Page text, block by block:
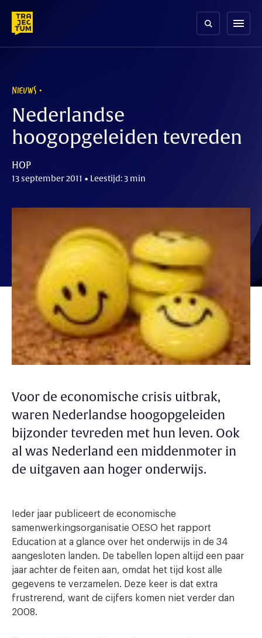
content
menu
NIEUWS
Nederlandse
hoogopgeleiden tevreden
HOP
13 september 2011 • Leestijd: 3 min
Voor de economische crisis uitbrak,
waren Nederlandse hoogopgeleiden
bijzonder tevreden met hun leven. Ook
al was Nederland een middenmoter in
de uitgaven aan hoger onderwijs.
Ieder jaar publiceert de economische
samenwerkingsorganisatie OESO het rapport
Education at a glance over het onderwijs in de 34
aangesloten landen. De tabellen lopen altijd een paar
jaar achter de feiten aan, omdat het tijd kost alle
gegevens te verzamelen. Deze keer is dat extra
frustrerend, want de cijfers komen niet verder dan
2008.